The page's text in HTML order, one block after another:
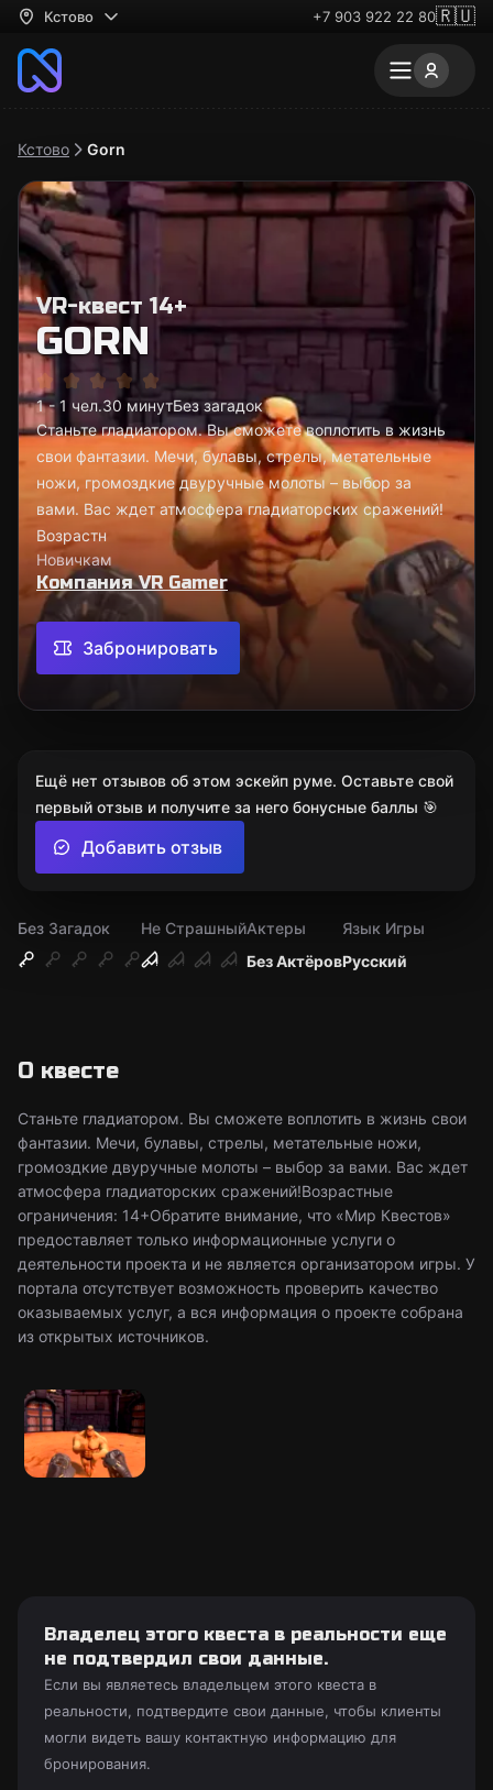
Кстово +7 903 922 22 80🇷🇺
Кстово Gorn
VR-квест 14+
GORN
1 - 1 чел.30 минутБез загадок
Станьте гладиатором. Вы сможете воплотить в жизнь
свои фантазии. Мечи, булавы, стрелы, метательные
ножи, громоздкие двуручные молоты – выбор за
вами. Вас ждет атмосфера гладиаторских сражений!
Возрастн
Новичкам
Компания VR Gamer
Забронировать
Без Загадок
Не Страшный
Без Актёров
Актеры
Русский
Язык Игры
О квесте
Станьте гладиатором. Вы сможете воплотить в жизнь свои
фантазии. Мечи, булавы, стрелы, метательные ножи,
громоздкие двуручные молоты – выбор за вами. Вас ждет
атмосфера гладиаторских сражений!Возрастные
ограничения: 14+Обратите внимание, что «Мир Квестов»
предоставляет только информационные услуги о
деятельности проекта и не является организатором игры. У
портала отсутствует возможность проверить качество
оказываемых услуг, а вся информация о проекте собрана
из открытых источников.
Ещё нет отзывов об этом эскейп руме. Оставьте свой
первый отзыв и получите за него бонусные баллы 🎯
Добавить отзыв
Владелец этого квеста в реальности еще
не подтвердил свои данные.
Если вы являетесь владельцем этого квеста в
реальности, подтвердите свои данные, чтобы клиенты
могли видеть вашу контактную информацию для
бронирования.